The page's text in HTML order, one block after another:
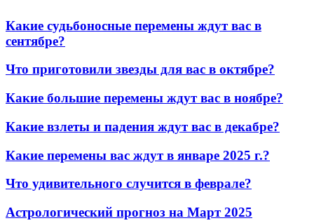
Какие судьбоносные перемены ждут вас в
сентябре?
Что приготовили звезды для вас в октябре?
Какие большие перемены ждут вас в ноябре?
Какие взлеты и падения ждут вас в декабре?
Какие перемены вас ждут в январе 2025 г.?
Что удивительного случится в феврале?
Астрологический прогноз на Март 2025